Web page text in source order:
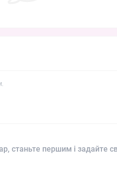
станьте першим і задайте